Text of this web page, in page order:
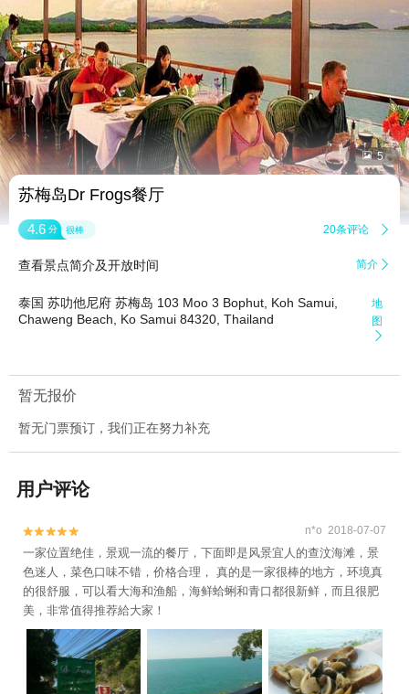
 5
苏梅岛Dr Frogs餐厅
4.6 分 很棒 20条评论 
查看景点简介及开放时间 简介 
泰国 苏叻他尼府 苏梅岛 103 Moo 3 Bophut, Koh Samui,
Chaweng Beach, Ko Samui 84320, Thailand
地
图

暂无报价
暂无门票预订，我们正在努力补充
用户评论

 n*o 2018-07-07
一家位置绝佳，景观一流的餐厅，下面即是风景宜人的查汶海滩，景
色迷人，菜色口味不错，价格合理， 真的是一家很棒的地方，环境真
的很舒服，可以看大海和渔船，海鲜蛤蜊和青口都很新鲜，而且很肥
美，非常值得推荐給大家！
